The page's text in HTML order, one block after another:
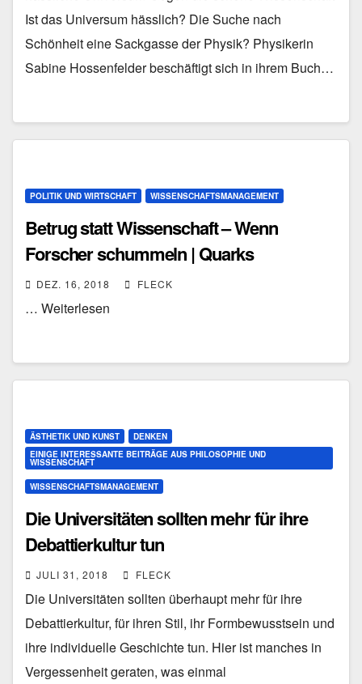
Ist das Universum hässlich? Die Suche nach
Schönheit eine Sackgasse der Physik? Physikerin
Sabine Hossenfelder beschäftigt sich in ihrem Buch…
POLITIK UND WIRTSCHAFT WISSENSCHAFTSMANAGEMENT
Betrug statt Wissenschaft – Wenn
Forscher schummeln | Quarks
DEZ. 16, 2018 FLECK
… Weiterlesen
ÄSTHETIK UND KUNST
DENKEN
EINIGE INTERESSANTE BEITRÄGE AUS PHILOSOPHIE UND
WISSENSCHAFT
WISSENSCHAFTSMANAGEMENT
Die Universitäten sollten mehr für ihre
Debattierkultur tun
JULI 31, 2018 FLECK
Die Universitäten sollten überhaupt mehr für ihre
Debattierkultur, für ihren Stil, ihr Formbewusstsein und
ihre individuelle Geschichte tun. Hier ist manches in
Vergessenheit geraten, was einmal